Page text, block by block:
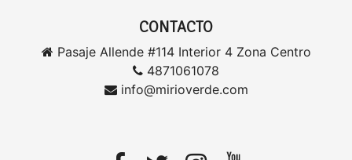
CONTACTO
Pasaje Allende #114 Interior 4 Zona Centro
4871061078
info@mirioverde.com